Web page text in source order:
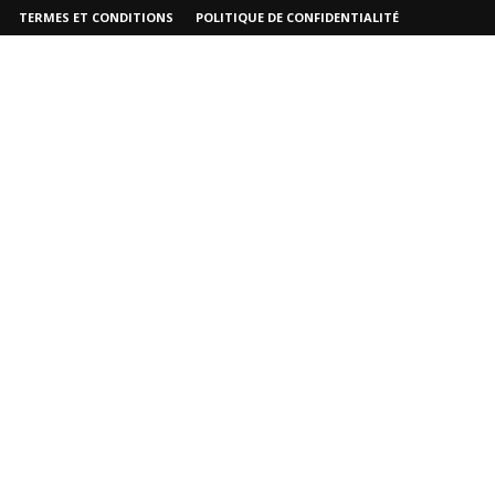
TERMES ET CONDITIONS POLITIQUE DE CONFIDENTIALITÉ